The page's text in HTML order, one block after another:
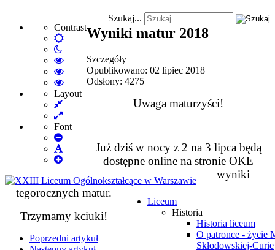
Contrast
Default
mode
High
Contrast
Black
White
High
Contrast
Black
High
Contrast
mode
Layout
Fixed
layout
Wide
layout
Font
Set
Font
Set
Font
Szukaj...
Liceum
Historia
Historia liceum
O patronce - życie
Skłodowskiej-Curie
Wyniki matur 2018
Szczegóły
Opublikowano: 02 lipiec 2018
Odsłony: 4275
Uwaga maturzyści!
Już dziś w nocy z 2 na 3 lipca będą
dostępne online na stronie OKE
wyniki
tegorocznych matur.
Trzymamy kciuki!
Poprzedni artykuł